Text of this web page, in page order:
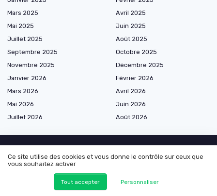
Mars 2025
Avril 2025
Mai 2025
Juin 2025
Juillet 2025
Août 2025
Septembre 2025
Octobre 2025
Novembre 2025
Décembre 2025
Janvier 2026
Février 2026
Mars 2026
Avril 2026
Mai 2026
Juin 2026
Juillet 2026
Août 2026
Les plus lus
Comprendre les tarifs du tunnel de Fréjus : un guide pour les voyageurs
Ce site utilise des cookies et vous donne le contrôle sur ceux que
vous souhaitez activer
Tout accepter Personnaliser